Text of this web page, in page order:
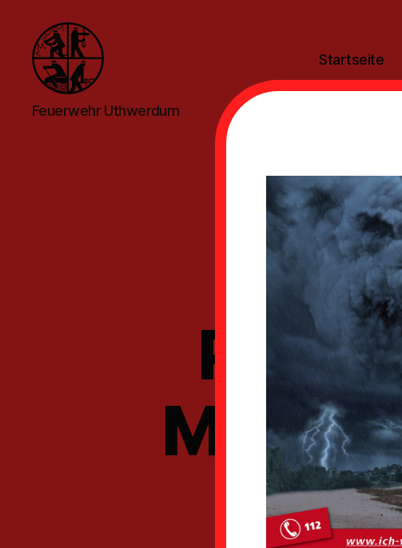
Feuerwehr
Uthwerdum
Feuerwehr Uthwerdum
Startseite